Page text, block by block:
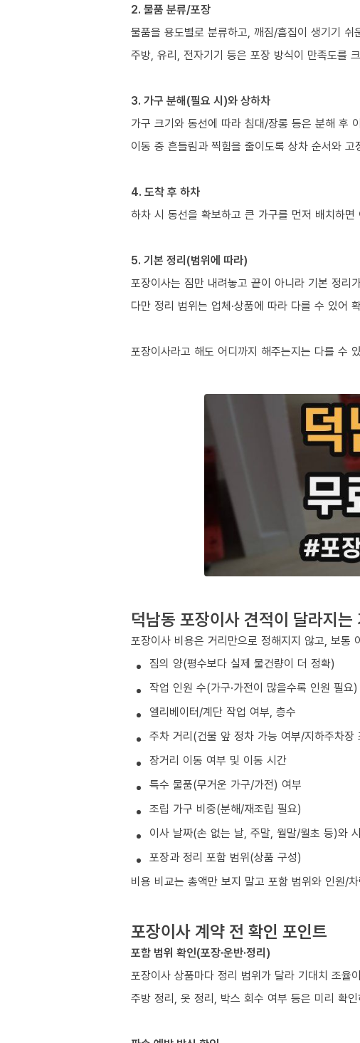
2. 물품 분류/포장
물품을 용도별로 분류하고, 깨짐/흠집이 생기기
주방, 유리, 전자기기 등은 포장 방식이 만족도를
3. 가구 분해(필요 시)와 상하차
가구 크기와 동선에 따라 침대/장롱 등은 분해 후
이동 중 흔들림과 찍힘을 줄이도록 상차 순서와 고
4. 도착 후 하차
하차 시 동선을 확보하고 큰 가구를 먼저 배치하
5. 기본 정리(범위에 따라)
포장이사는 짐만 내려놓고 끝이 아니라 기본 정리
다만 정리 범위는 업체·상품에 따라 다를 수 있어
포장이사라고 해도 어디까지 해주는지는 다를 수
덕남동 포장이사 견적이 달라지는
포장이사 비용은 거리만으로 정해지지 않고, 보통
짐의 양(평수보다 실제 물건량이 더 정확)
작업 인원 수(가구·가전이 많을수록 인원 필요)
엘리베이터/계단 작업 여부, 층수
주차 거리(건물 앞 정차 가능 여부/지하주차장
장거리 이동 여부 및 이동 시간
특수 물품(무거운 가구/가전) 여부
조립 가구 비중(분해/재조립 필요)
이사 날짜(손 없는 날, 주말, 월말/월초 등)와
포장과 정리 포함 범위(상품 구성)
비용 비교는 총액만 보지 말고 포함 범위와 인원/
포장이사 계약 전 확인 포인트
포함 범위 확인(포장·운반·정리)
포장이사 상품마다 정리 범위가 달라 기대치 조율
주방 정리, 옷 정리, 박스 회수 여부 등은 미리 확